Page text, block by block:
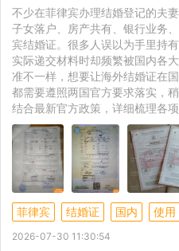
不少在菲律宾办理结婚登记的夫
子女落户、房产共有、银行业务
宾结婚证。很多人误以为手里持
实际递交材料时却频繁被国内各
准不一样，想要让海外结婚证在
都需要遵照两国官方要求落实，
结合最新官方政策，详细梳理各
菲律宾 结婚证 国内 使用
2026-07-30 11:30:54